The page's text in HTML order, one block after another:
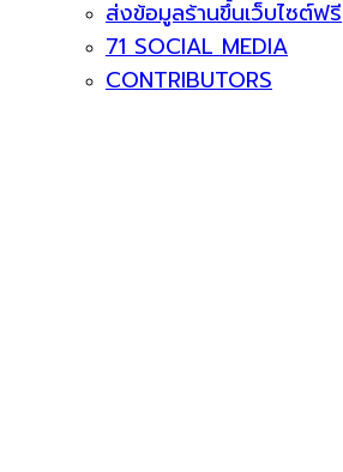
ส่งข้อมูลร้านขึ้นเว็บไซต์ฟรี
71 SOCIAL MEDIA
CONTRIBUTORS